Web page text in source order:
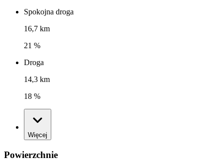
Spokojna droga
16,7 km
21 %
Droga
14,3 km
18 %
Więcej
Powierzchnie